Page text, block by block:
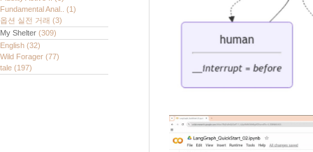
Fundamental Anal.. (1)
옵션 실전 거래 (3)
My Shelter (309)
English (32)
Wild Forager (77)
tale (197)